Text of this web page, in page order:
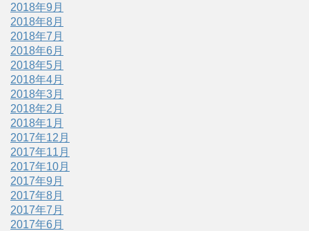
2018年9月
2018年8月
2018年7月
2018年6月
2018年5月
2018年4月
2018年3月
2018年2月
2018年1月
2017年12月
2017年11月
2017年10月
2017年9月
2017年8月
2017年7月
2017年6月